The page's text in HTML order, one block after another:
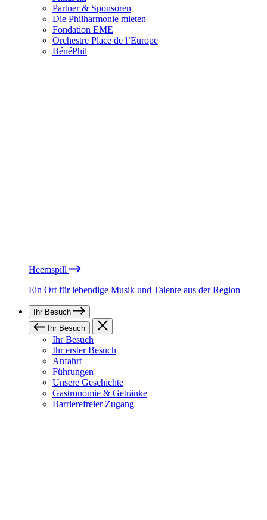
Partner & Sponsoren
Die Philharmonie mieten
Fondation EME
Orchestre Place de l’Europe
BénéPhil
Heemspill
Ein Ort für lebendige Musik und Talente aus der Region
Ihr Besuch
Ihr Besuch
Ihr Besuch
Ihr erster Besuch
Anfahrt
Führungen
Unsere Geschichte
Gastronomie & Getränke
Barrierefreier Zugang